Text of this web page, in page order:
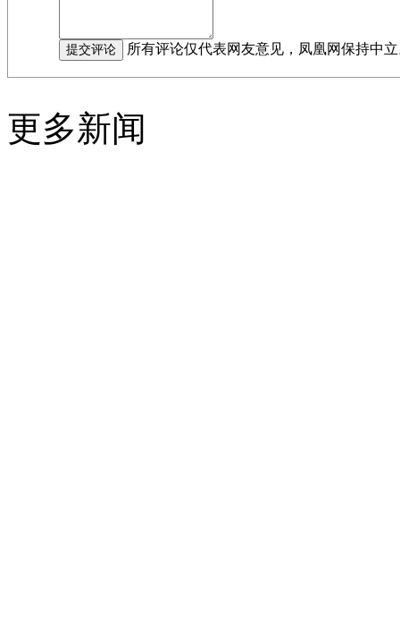
所有评论仅代表网友意见，凤凰网保持中
更多新闻